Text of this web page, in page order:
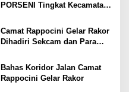
PORSENI Tingkat Kecamatan
Camat Rappocini Gelar Rakor
Dihadiri Sekcam dan Para
Rappocini
Bahas Koridor Jalan Camat
Rappocini Gelar Rakor